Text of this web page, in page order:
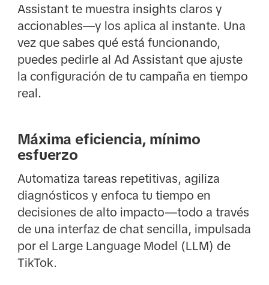
Assistant te muestra insights claros y
accionables—y los aplica al instante. Una
vez que sabes qué está funcionando,
puedes pedirle al Ad Assistant que ajuste
la configuración de tu campaña en tiempo
real.
Máxima eficiencia, mínimo
esfuerzo
Automatiza tareas repetitivas, agiliza
diagnósticos y enfoca tu tiempo en
decisiones de alto impacto—todo a través
de una interfaz de chat sencilla, impulsada
por el Large Language Model (LLM) de
TikTok.